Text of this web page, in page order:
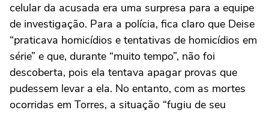
celular da acusada era uma surpresa para a equipe
de investigação. Para a polícia, fica claro que Deise
“praticava homicídios e tentativas de homicídios em
série” e que, durante “muito tempo”, não foi
descoberta, pois ela tentava apagar provas que
pudessem levar a ela. No entanto, com as mortes
ocorridas em Torres, a situação “fugiu de seu